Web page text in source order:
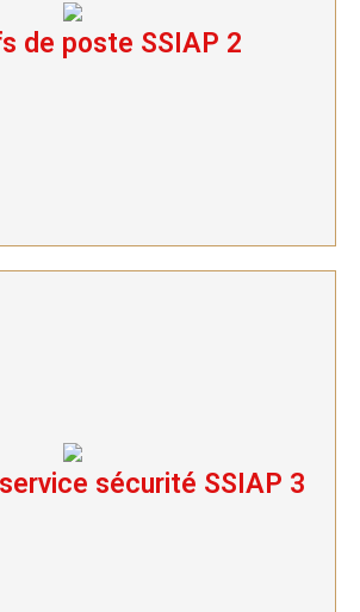
de poste SSIAP 2
de poste SSIAP 2
sécurité SSIAP 3
service sécurité SSIAP 3